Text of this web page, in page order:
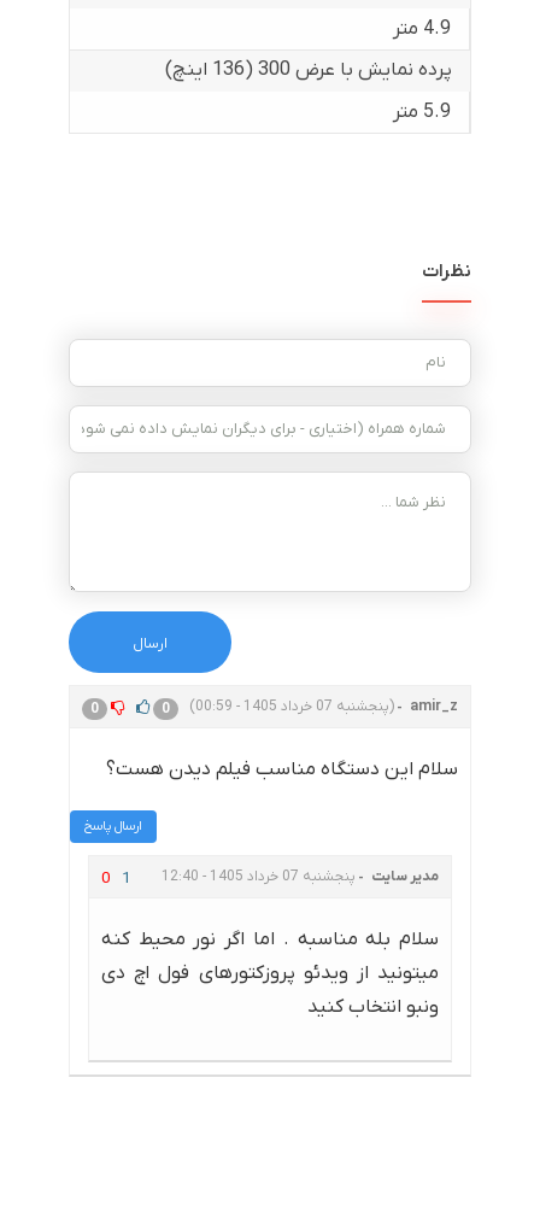
4.9 متر
پرده نمایش با عرض 300 (136 اینچ)
5.9 متر
نظرات
amir_z (پنجشنبه 07 خرداد 1405 - 00:59) 0 0
سلام این دستگاه مناسب فیلم دیدن هست؟
ارسال پاسخ
مدیر سایت پنجشنبه 07 خرداد 1405 - 12:40 0 1
سلام بله مناسبه . اما اگر نور محیط کنه
میتونید از ویدئو پروزکتورهای فول اچ دی
ونبو انتخاب کنید